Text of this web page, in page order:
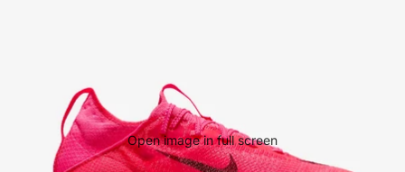
Open image in full screen